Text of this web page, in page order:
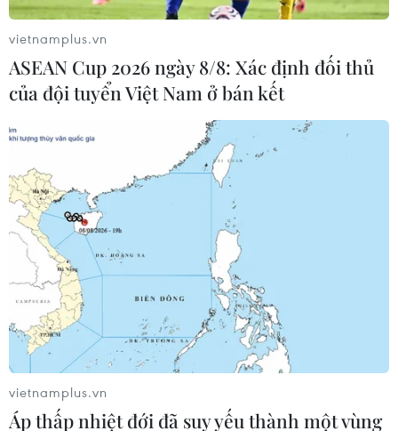
vietnamplus.vn
ASEAN Cup 2026 ngày 8/8: Xác định đối thủ
của đội tuyển Việt Nam ở bán kết
vietnamplus.vn
Áp thấp nhiệt đới đã suy yếu thành một vùng